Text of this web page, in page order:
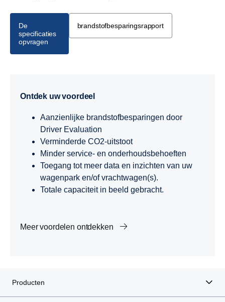
De
specificaties
opvragen
brandstofbesparingsrapport
Ontdek uw voordeel
Aanzienlijke brandstofbesparingen door
Driver Evaluation
Verminderde CO2-uitstoot
Minder service- en onderhoudsbehoeften
Toegang tot meer data en inzichten van uw
wagenpark en/of vrachtwagen(s).
Totale capaciteit in beeld gebracht.
Meer voordelen ontdekken
Producten